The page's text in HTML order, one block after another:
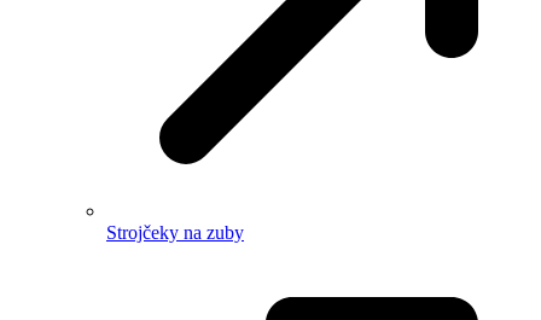
Strojčeky na zuby